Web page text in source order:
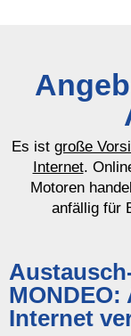
Es ist große
Internet.
Motoren
anfällig für
Internet